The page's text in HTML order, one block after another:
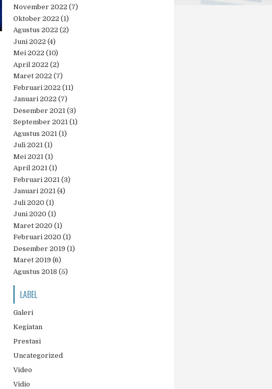
November 2022 (7)
Oktober 2022 (1)
Agustus 2022 (2)
Juni 2022 (4)
Mei 2022 (10)
April 2022 (2)
Maret 2022 (7)
Februari 2022 (11)
Januari 2022 (7)
Desember 2021 (3)
September 2021 (1)
Agustus 2021 (1)
Juli 2021 (1)
Mei 2021 (1)
April 2021 (1)
Februari 2021 (3)
Januari 2021 (4)
Juli 2020 (1)
Juni 2020 (1)
Maret 2020 (1)
Februari 2020 (1)
Desember 2019 (1)
Maret 2019 (6)
Agustus 2018 (5)
LABEL
Galeri
Kegiatan
Prestasi
Uncategorized
Video
Vidio